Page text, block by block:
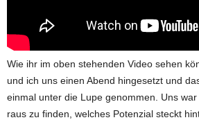
Wie ihr im oben stehenden Video sehen
und ich uns einen Abend hingesetzt und
einmal unter die Lupe genommen. Uns
raus zu finden, welches Potenzial steckt